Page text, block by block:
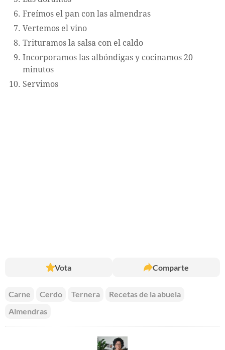
Freímos el pan con las almendras
Vertemos el vino
Trituramos la salsa con el caldo
Incorporamos las albóndigas y cocinamos 20
minutos
Servimos
Vota Comparte
Carne Cerdo Ternera
Recetas de la abuela
Almendras